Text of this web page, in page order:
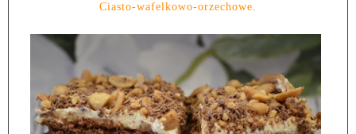
Ciasto-wafelkowo-orzechowe.